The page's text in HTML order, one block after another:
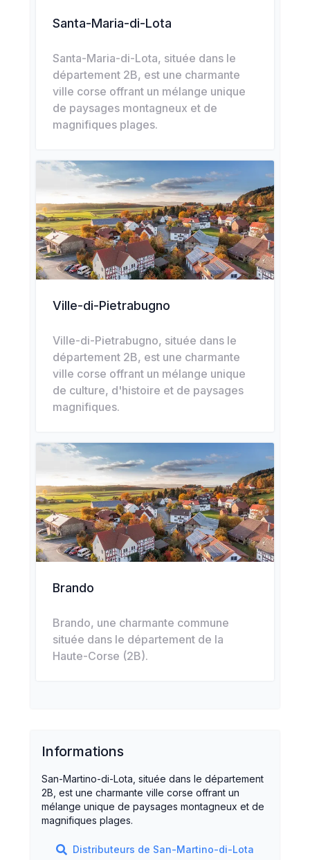
Santa-Maria-di-Lota
Santa-Maria-di-Lota, située dans le
département 2B, est une charmante
ville corse offrant un mélange unique
de paysages montagneux et de
magnifiques plages.
Ville-di-Pietrabugno
Ville-di-Pietrabugno, située dans le
département 2B, est une charmante
ville corse offrant un mélange unique
de culture, d'histoire et de paysages
magnifiques.
Brando
Brando, une charmante commune
située dans le département de la
Haute-Corse (2B).
Informations
San-Martino-di-Lota, située dans le département
2B, est une charmante ville corse offrant un
mélange unique de paysages montagneux et de
magnifiques plages.
Distributeurs de San-Martino-di-Lota